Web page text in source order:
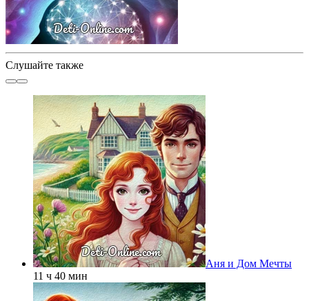
Слушайте также
Аня и Дом Мечты
11 ч 40 мин